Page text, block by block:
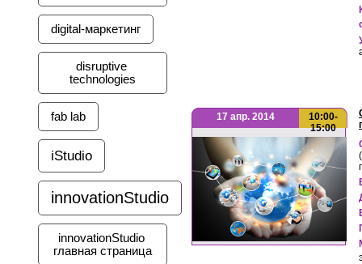
digital-маркетинг
disruptive
technologies
fab lab
iStudio
innovationStudio
innovationStudio
главная страница
17 апр. 2014
10:00-
15:00